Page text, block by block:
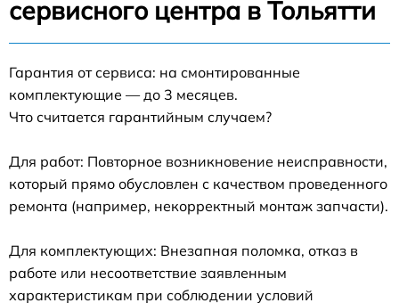
сервисного центра в Тольятти
Гарантия от сервиса: на смонтированные
комплектующие — до 3 месяцев.
Что считается гарантийным случаем?
Для работ: Повторное возникновение неисправности,
который прямо обусловлен с качеством проведенного
ремонта (например, некорректный монтаж запчасти).
Для комплектующих: Внезапная поломка, отказ в
работе или несоответствие заявленным
характеристикам при соблюдении условий